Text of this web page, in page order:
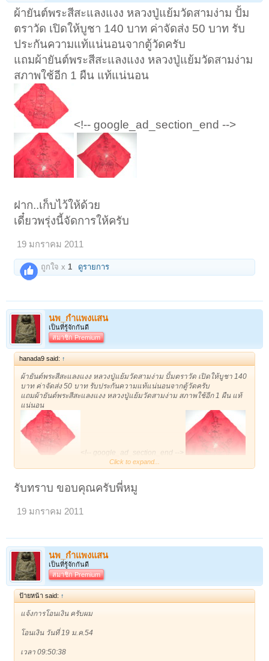
ผ้ายันต์พระสีสะแลงแงง หลวงปู่แย้มวัดสามง่าม ปั้ม
ตราวัด เปิดให้บูชา 140 บาท ค่าจัดส่ง 50 บาท รับ
ประกันความแท้แน่นอนจากตู้วัดครับ
แถมผ้ายันต์พระสีสะแลงแงง หลวงปู่แย้มวัดสามง่าม
สภาพใช้อีก 1 ผืน แท้แน่นอน
<!-- google_ad_section_end -->
ฝาก..เก็บไว้ให้ด้วย
เดี๋ยวพรุ่งนี้จัดการให้ครับ
19 มกราคม 2011
ถูกใจ x 1 ดูรายการ
นพ_กำแพงแสน
เป็นที่รู้จักกันดี
สมาชิก Premium
hanada9 said: ↑
ผ้ายันต์พระสีสะแลงแงง หลวงปู่แย้มวัดสามง่าม ปั้มตราวัด เปิดให้บูชา 140
บาท ค่าจัดส่ง 50 บาท รับประกันความแท้แน่นอนจากตู้วัดครับ
แถมผ้ายันต์พระสีสะแลงแงง หลวงปู่แย้มวัดสามง่าม สภาพใช้อีก 1 ผืน แท้
แน่นอน
<!-- google_ad_section_end -->
Click to expand...
รับทราบ ขอบคุณครับพี่หมู
19 มกราคม 2011
นพ_กำแพงแสน
เป็นที่รู้จักกันดี
สมาชิก Premium
ป้ายหน้า said: ↑
แจ้งการโอนเงิน ครับผม
โอนเงิน วันที่ 19 ม.ค.54
เวลา 09:50:38
ถัดไป >